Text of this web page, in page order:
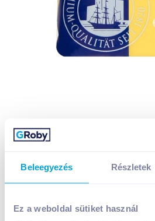
Beleegyezés Részletek
Ez a weboldal sütiket használ